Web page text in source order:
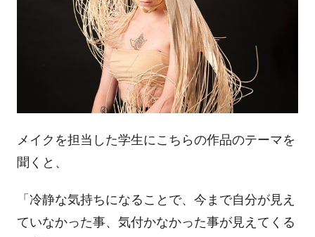
メイクを担当した学生にこちらの作品のテーマを
聞くと、
「冷静な気持ちになることで、今まで自分が見え
ていなかった事、気付かなかった事が見えてくる